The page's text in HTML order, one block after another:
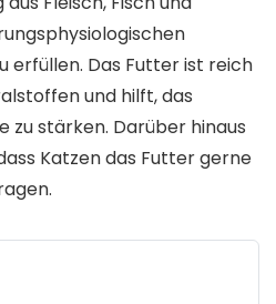
erfüllen. Das Futter ist reich
und hilft, das
zu stärken. Darüber hinaus
Katzen das Futter gerne